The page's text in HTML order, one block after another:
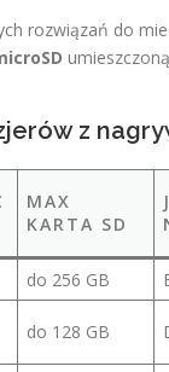
rozwiązań do
z
MAX
KARTA SD
do 256 GB
do 128 GB